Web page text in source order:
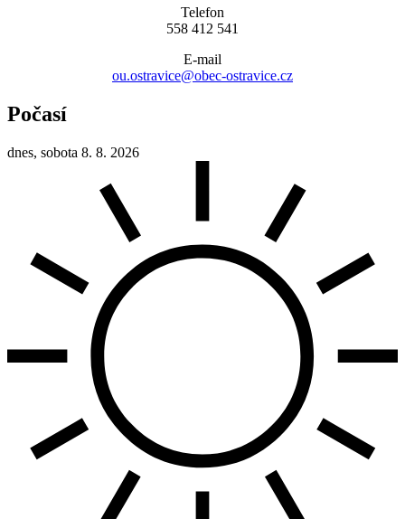
Telefon
558 412 541
E-mail
ou.ostravice@obec-ostravice.cz
Počasí
dnes, sobota 8. 8. 2026